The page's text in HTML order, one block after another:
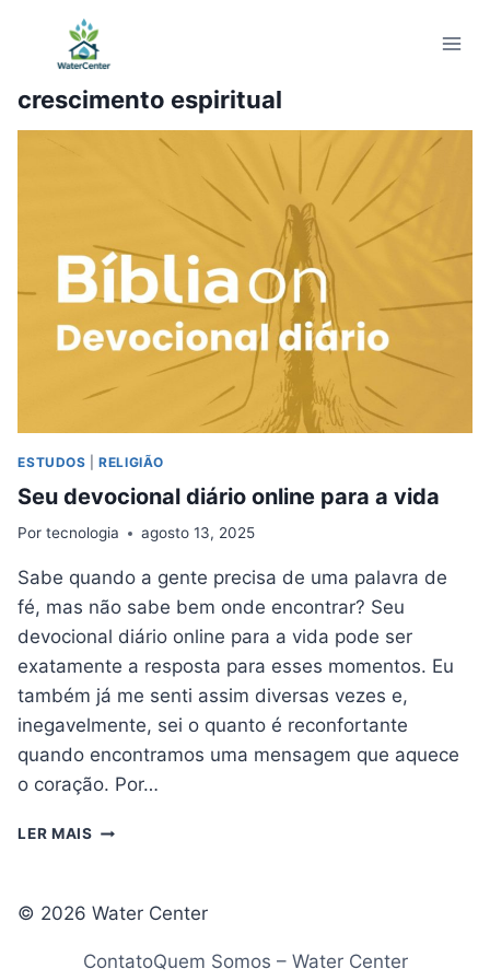
Conteúdo
crescimento espiritual
ESTUDOS |RELIGIÃO
Seu devocional diário online para a vida
Por tecnologia agosto 13, 2025
Sabe quando a gente precisa de uma palavra de
fé, mas não sabe bem onde encontrar? Seu
devocional diário online para a vida pode ser
exatamente a resposta para esses momentos. Eu
também já me senti assim diversas vezes e,
inegavelmente, sei o quanto é reconfortante
quando encontramos uma mensagem que aquece
o coração. Por…
LER MAIS SEU
PARA
VIDA
© 2026 Water Center
ContatoQuem Somos – Water Center